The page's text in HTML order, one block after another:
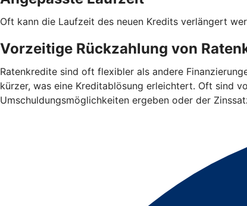
Oft kann die Laufzeit des neuen Kredits verlängert
Vorzeitige Rückzahlung von
Ratenkredite sind oft flexibler als andere
kürzer, was eine Kreditablösung erleichtert. Oft sind
Umschuldungsmöglichkeiten ergeben oder der